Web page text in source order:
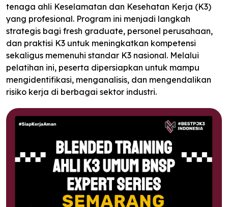
tenaga ahli Keselamatan dan Kesehatan Kerja (K3)
yang profesional. Program ini menjadi langkah
strategis bagi fresh graduate, personel perusahaan,
dan praktisi K3 untuk meningkatkan kompetensi
sekaligus memenuhi standar K3 nasional. Melalui
pelatihan ini, peserta dipersiapkan untuk mampu
mengidentifikasi, menganalisis, dan mengendalikan
risiko kerja di berbagai sektor industri.